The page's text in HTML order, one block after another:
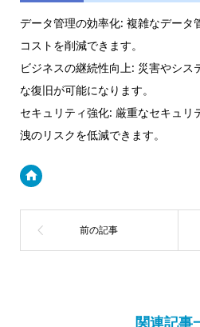
データ管理の効率化: 複雑なデータ
コストを削減できます。
ビジネスの継続性向上: 災害やシス
な復旧が可能になります。
セキュリティ強化: 厳重なセキュリ
洩のリスクを低減できます。
関連記事